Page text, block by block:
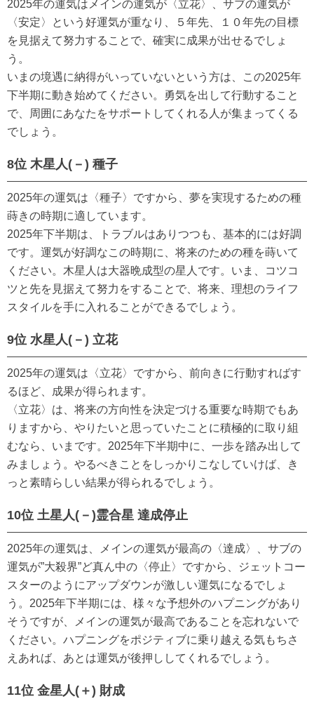
2025年の運気はメインの運気が〈立花〉、サブの運気が
〈安定〉という好運気が重なり、５年先、１０年先の目標
を見据えて努力することで、確実に成果が出せるでしょ
う。
いまの境遇に納得がいっていないという方は、この2025年
下半期に動き始めてください。勇気を出して行動すること
で、周囲にあなたをサポートしてくれる人が集まってくる
でしょう。
8位 木星人(－) 種子
2025年の運気は〈種子〉ですから、夢を実現するための種
蒔きの時期に適しています。
2025年下半期は、トラブルはありつつも、基本的には好調
です。運気が好調なこの時期に、将来のための種を蒔いて
ください。木星人は大器晩成型の星人です。いま、コツコ
ツと先を見据えて努力をすることで、将来、理想のライフ
スタイルを手に入れることができるでしょう。
9位 水星人(－) 立花
2025年の運気は〈立花〉ですから、前向きに行動すればす
るほど、成果が得られます。
〈立花〉は、将来の方向性を決定づける重要な時期でもあ
りますから、やりたいと思っていたことに積極的に取り組
むなら、いまです。2025年下半期中に、一歩を踏み出して
みましょう。やるべきことをしっかりこなしていけば、き
っと素晴らしい結果が得られるでしょう。
10位 土星人(－)霊合星 達成停止
2025年の運気は、メインの運気が最高の〈達成〉、サブの
運気が”大殺界”ど真ん中の〈停止〉ですから、ジェットコー
スターのようにアップダウンが激しい運気になるでしょ
う。2025年下半期には、様々な予想外のハプニングがあり
そうですが、メインの運気が最高であることを忘れないで
ください。ハプニングをポジティブに乗り越える気もちさ
えあれば、あとは運気が後押ししてくれるでしょう。
11位 金星人(＋) 財成